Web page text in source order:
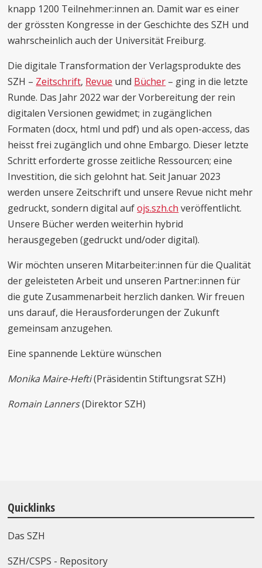
knapp 1200 Teilnehmer:innen an. Damit war es einer
der grössten Kongresse in der Geschichte des SZH und
wahrscheinlich auch der Universität Freiburg.
Die digitale Transformation der Verlagsprodukte des
SZH – Zeitschrift, Revue und Bücher – ging in die letzte
Runde. Das Jahr 2022 war der Vorbereitung der rein
digitalen Versionen gewidmet; in zugänglichen
Formaten (docx, html und pdf) und als open-access, das
heisst frei zugänglich und ohne Embargo. Dieser letzte
Schritt erforderte grosse zeitliche Ressourcen; eine
Investition, die sich gelohnt hat. Seit Januar 2023
werden unsere Zeitschrift und unsere Revue nicht mehr
gedruckt, sondern digital aufojs.szh.ch veröffentlicht.
Unsere Bücher werden weiterhin hybrid
herausgegeben (gedruckt und/oder digital).
Wir möchten unseren Mitarbeiter:innen für die Qualität
der geleisteten Arbeit und unseren Partner:innen für
die gute Zusammenarbeit herzlich danken. Wir freuen
uns darauf, die Herausforderungen der Zukunft
gemeinsam anzugehen.
Eine spannende Lektüre wünschen
Monika Maire-Hefti(Präsidentin Stiftungsrat SZH)
Romain Lanners(Direktor SZH)
Quicklinks
Das SZH
SZH/CSPS - Repository